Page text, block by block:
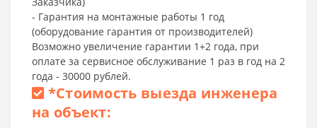
- Гарантия на монтажные работы 1 год
(оборудование гарантия от производителей)
Возможно увеличение гарантии 1+2 года, при
оплате за сервисное обслуживание 1 раз в год на 2
года - 30000 рублей.
*Стоимость выезда инженера
на объект: